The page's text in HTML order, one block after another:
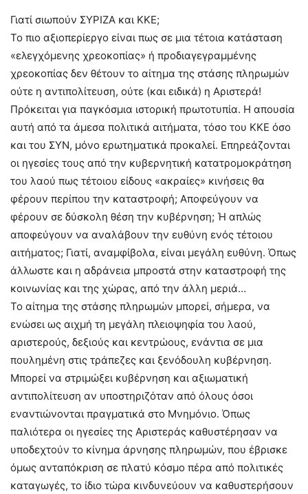
Γιατί σιωπούν ΣΥΡΙΖΑ και ΚΚΕ;
Το πιο αξιοπερίεργο είναι πως σε μια τέτοια κατάσταση
«ελεγχόμενης χρεοκοπίας» ή προδιαγεγραμμένης
χρεοκοπίας δεν θέτουν το αίτημα της στάσης πληρωμών
ούτε η αντιπολίτευση, ούτε (και ειδικά) η Αριστερά!
Πρόκειται για παγκόσμια ιστορική πρωτοτυπία. Η απουσία
αυτή από τα άμεσα πολιτικά αιτήματα, τόσο του ΚΚΕ όσο
και του ΣΥΝ, μόνο ερωτηματικά προκαλεί. Επηρεάζονται
οι ηγεσίες τους από την κυβερνητική κατατρομοκράτηση
του λαού πως τέτοιου είδους «ακραίες» κινήσεις θα
φέρουν περίπου την καταστροφή; Αποφεύγουν να
φέρουν σε δύσκολη θέση την κυβέρνηση; Ή απλώς
αποφεύγουν να αναλάβουν την ευθύνη ενός τέτοιου
αιτήματος; Γιατί, αναμφίβολα, είναι μεγάλη ευθύνη. Όπως
άλλωστε και η αδράνεια μπροστά στην καταστροφή της
κοινωνίας και της χώρας, από την άλλη μεριά…
Το αίτημα της στάσης πληρωμών μπορεί, σήμερα, να
ενώσει ως αιχμή τη μεγάλη πλειοψηφία του λαού,
αριστερούς, δεξιούς και κεντρώους, ενάντια σε μια
πουλημένη στις τράπεζες και ξενόδουλη κυβέρνηση.
Μπορεί να στριμώξει κυβέρνηση και αξιωματική
αντιπολίτευση αν υποστηριζόταν από όλους όσοι
εναντιώνονται πραγματικά στο Μνημόνιο. Όπως
παλιότερα οι ηγεσίες της Αριστεράς καθυστέρησαν να
υποδεχτούν το κίνημα άρνησης πληρωμών, που έβρισκε
όμως ανταπόκριση σε πλατύ κόσμο πέρα από πολιτικές
καταγωγές, το ίδιο τώρα κινδυνεύουν να καθυστερήσουν